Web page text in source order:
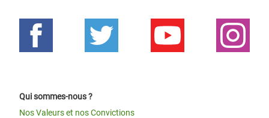
Qui sommes-nous ?
Nos Valeurs et nos Convictions